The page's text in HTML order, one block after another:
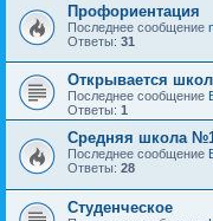
Профориентация
Последнее сообщение
Ответы: 31
Открывается
Последнее сообщение
Ответы: 1
Средняя школа
Последнее сообщение
Ответы: 28
Студенческое